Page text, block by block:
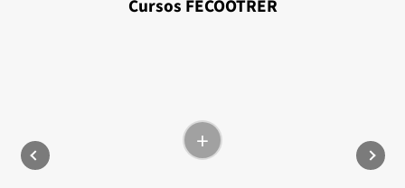
Cursos FECOOTRER
+